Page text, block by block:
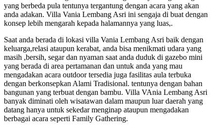
yang berbeda pula tentunya tergantung dengan acara yang akan
anda adakan. Villa Vania Lembang Asri ini sengaja di buat dengan
konsep lebih mengarah kepada halamannya yang luas,.
Saat anda berada di lokasi villa Vania Lembang Asri baik dengan
keluarga,relasi ataupun kerabat, anda bisa menikmati udara yang
masih ,bersih, segar dan nyaman saat anda duduk di gazebo mini
yang berada di area pertamanan dan untuk anda yang mau
mengadakan acara outdoor tersedia juga fasilitas aula terbuka
dengan berkonsepkan Alami Tradisional. tentunya dengan bahan
bangunan yang terbuat dengan bambu. Villa VAnia Lembang Asri
banyak diminati oleh wisatawan dalam maupun luar daerah yang
datang hanya untuk sekedar menginap ataupun mengadakan
berbagai acara seperti Family Gathering.